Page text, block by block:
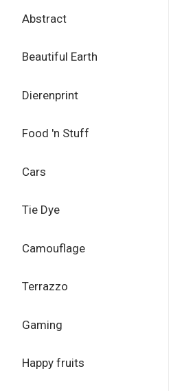
Abstract
Beautiful Earth
Dierenprint
Food 'n Stuff
Cars
Tie Dye
Camouflage
Terrazzo
Gaming
Happy fruits